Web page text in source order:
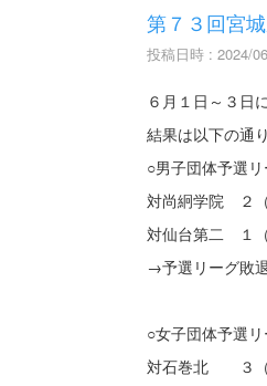
第７３回宮
投稿日時 : 2024/
６月１日～３日
結果は以下の通り
○男子団体予選
対尚絅学院 ２
対仙台第二 １
→予選リーグ敗
○女子団体予選
対石巻北 ３（